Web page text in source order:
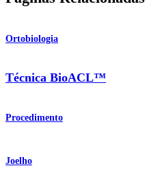
Ortobiologia
Técnica BioACL™
Procedimento
Joelho